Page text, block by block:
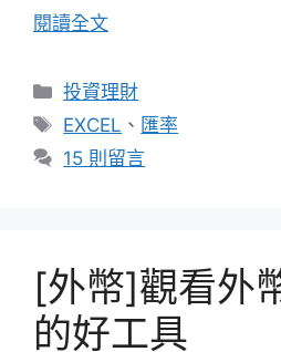
閱讀全文
分
類
投資理財
標
籤
EXCEL 、 匯率
15 則留言
[外幣]觀看外
的好工具